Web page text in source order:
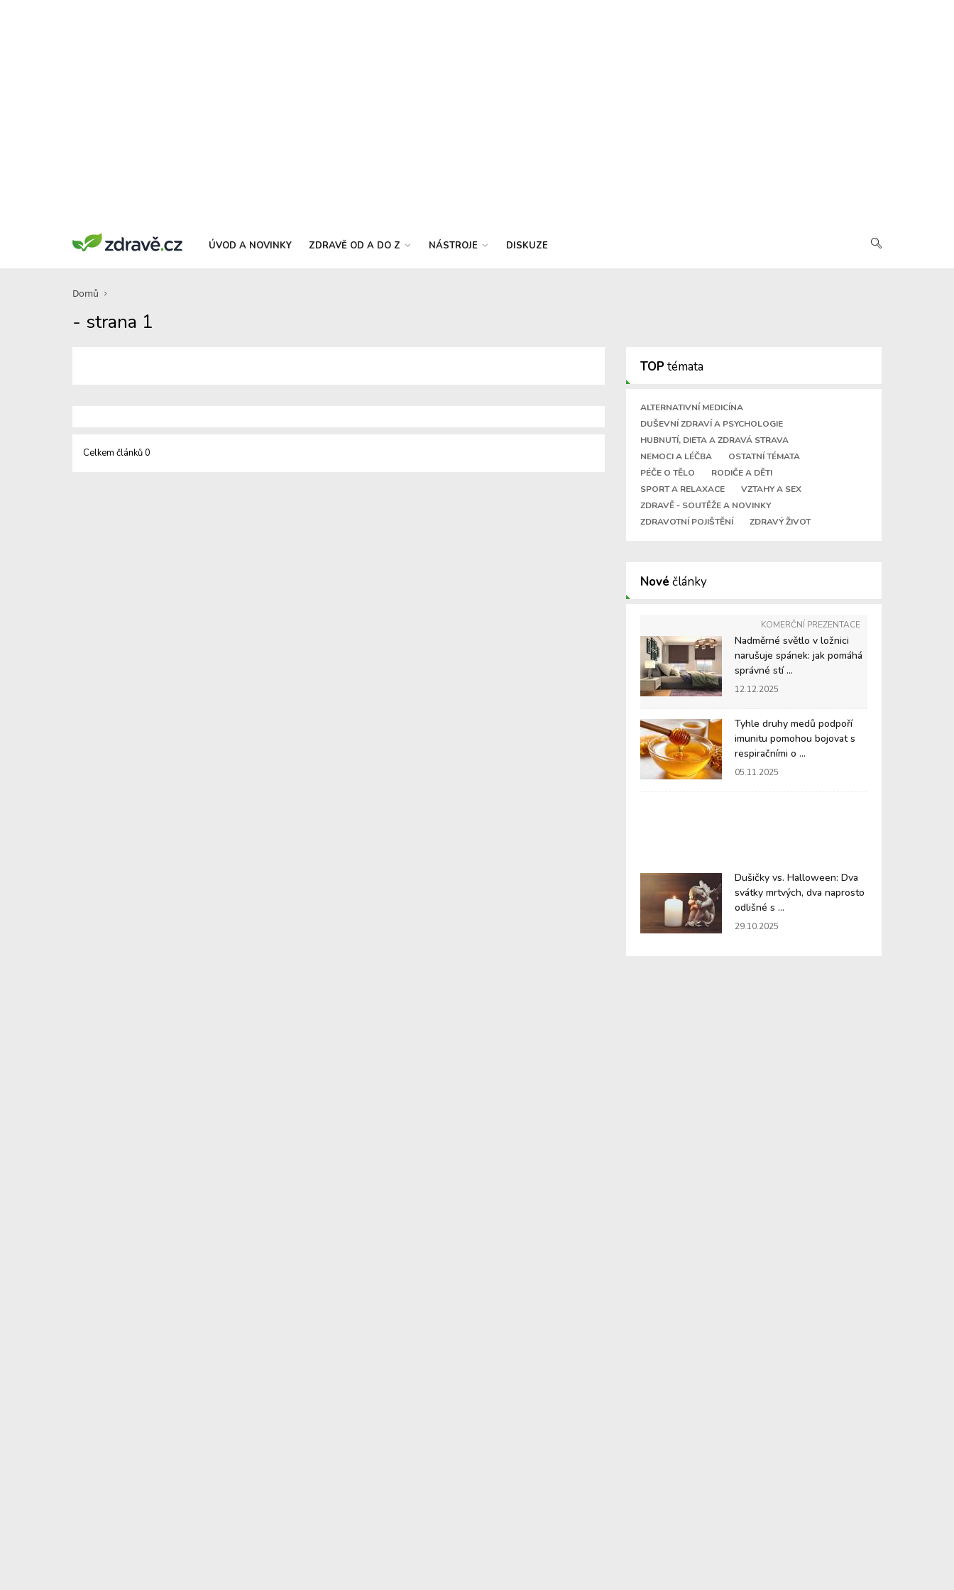
ÚVOD A NOVINKY ZDRAVĚ OD A DO Z NÁSTROJE DISKUZE
Domů
- strana 1
Celkem článků 0
TOPtémata
ALTERNATIVNÍ MEDICÍNA
DUŠEVNÍ ZDRAVÍ A PSYCHOLOGIE
HUBNUTÍ, DIETA A ZDRAVÁ STRAVA
NEMOCI A LÉČBA
OSTATNÍ TÉMATA
PÉČE O TĚLO
RODIČE A DĚTI
SPORT A RELAXACE
VZTAHY A SEX
ZDRAVĚ - SOUTĚŽE A NOVINKY
ZDRAVOTNÍ POJIŠTĚNÍ
ZDRAVÝ ŽIVOT
Nové články
KOMERČNÍ PREZENTACE
Nadměrné světlo v ložnici
narušuje spánek: jak pomáhá
správné stí ...
12.12.2025
Tyhle druhy medů podpoří
imunitu pomohou bojovat s
respiračními o ...
05.11.2025
Dušičky vs. Halloween: Dva
svátky mrtvých, dva naprosto
odlišné s ...
29.10.2025